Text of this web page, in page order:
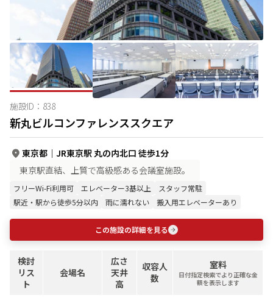
施設ID： 838
新丸ビルコンファレンススクエア
東京都 ｜ JR東京駅 丸の内北口 徒歩1分
東京駅直結、上質で高級感ある会議室施設。
フリーWi-Fi利用可 エレベーター3基以上
スタッフ常駐
駅近・駅から徒歩5分以内
雨に濡れない 搬入用エレベーターあり
この施設の詳細を見る
検討
リス
ト
会場名
広さ
天井
高
収容人
数
室料
日付指定検索でより正確な金
額を表示します